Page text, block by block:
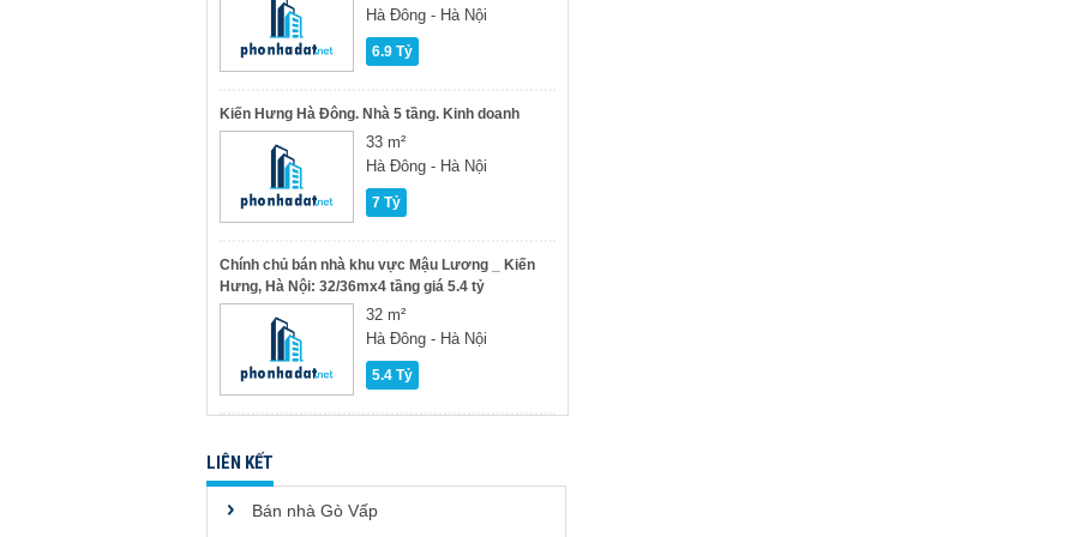
Hà Đông - Hà Nội
6.9 Tỷ
Kiến Hưng Hà Đông. Nhà 5 tầng. Kinh doanh
33 m²
Hà Đông - Hà Nội
7 Tỷ
Chính chủ bán nhà khu vực Mậu Lương _ Kiến
Hưng, Hà Nội: 32/36mx4 tầng giá 5.4 tỷ
32 m²
Hà Đông - Hà Nội
5.4 Tỷ
LIÊN KẾT
Bán nhà Gò Vấp